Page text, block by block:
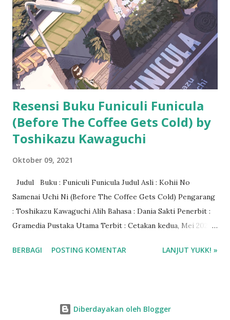
Resensi Buku Funiculi Funicula
(Before The Coffee Gets Cold) by
Toshikazu Kawaguchi
Oktober 09, 2021
Judul Buku : Funiculi Funicula Judul Asli : Kohii No
Samenai Uchi Ni (Before The Coffee Gets Cold) Pengarang
: Toshikazu Kawaguchi Alih Bahasa : Dania Sakti Penerbit :
Gramedia Pustaka Utama Terbit : Cetakan kedua, Mei 2021
Fantasi - Jepang Rating : 4/5 bintang Harga Buku : Rp
BERBAGI POSTING KOMENTAR LANJUT YUKK! »
Diberdayakan oleh Blogger